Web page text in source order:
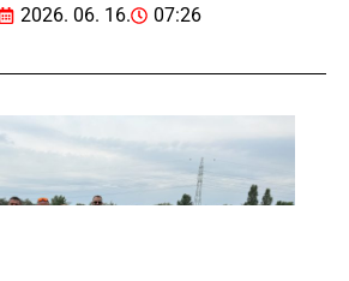
2026. 06. 16. 07:26